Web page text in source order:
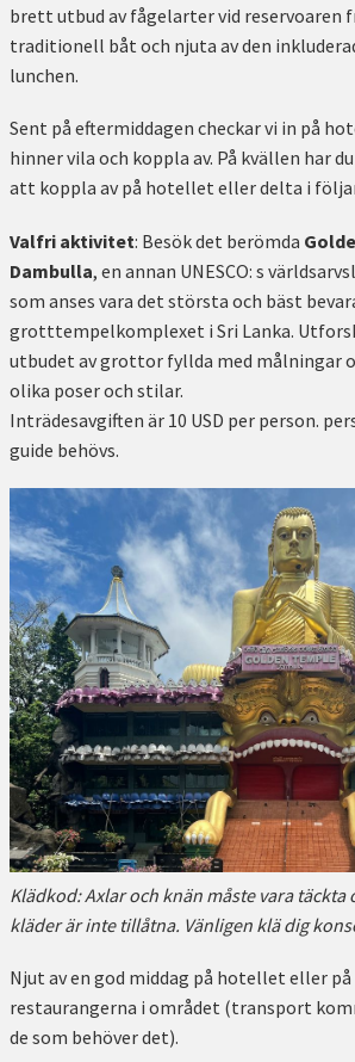
brett utbud av fågelarter vid reservoaren
traditionell båt och njuta av den
lunchen.
Sent på eftermiddagen checkar vi in ​​på
hinner vila och koppla av. På kvällen har
att koppla av på hotellet eller delta i
Valfri aktivitet: Besök det berömda
Dambulla, en annan UNESCO: s
som anses vara det största och bäst
grotttempelkomplexet i Sri Lanka.
utbudet av grottor fyllda med målningar
olika poser och stilar.
Inträdesavgiften är 10 USD per person.
guide behövs.
Klädkod: Axlar och knän måste vara
kläder är inte tillåtna. Vänligen klä dig
Njut av en god middag på hotellet eller på
restaurangerna i området (transport
de som behöver det).